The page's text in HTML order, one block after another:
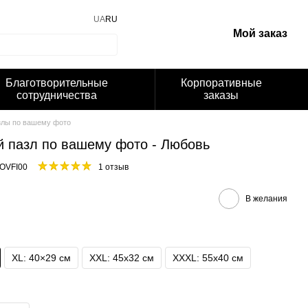
UARU
Мой заказ
Благотворительные
сотрудничества
Корпоративные
заказы
по вашему фото
пазл по вашему фото - Любовь
1 отзыв
В желания
XL: 40×29 см XXL: 45х32 cм XXXL: 55x40 см